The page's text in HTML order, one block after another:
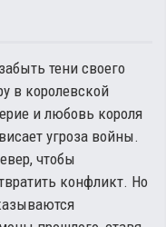
тени своего
в королевской
и любовь короля
угроза войны.
чтобы
конфликт. Но